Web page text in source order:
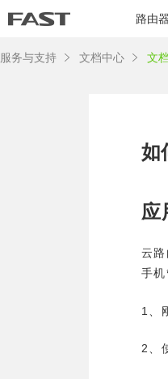
路由器
服务与支持 文档中心 文
如
应
云
手机
1
2 、